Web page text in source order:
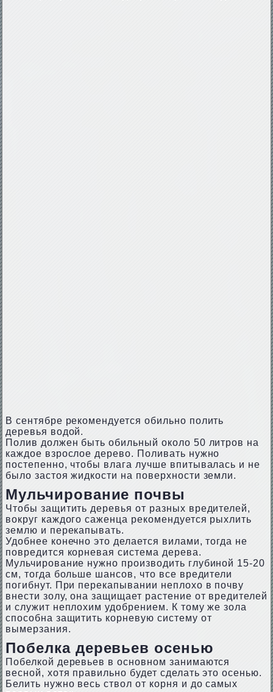
В сентябре рекомендуется обильно полить
деревья водой.
Полив должен быть обильный около 50 литров на
каждое взрослое дерево. Поливать нужно
постепенно, чтобы влага лучше впитывалась и не
было застоя жидкости на поверхности земли.
Мульчирование почвы
Чтобы защитить деревья от разных вредителей,
вокруг каждого саженца рекомендуется рыхлить
землю и перекапывать.
Удобнее конечно это делается вилами, тогда не
повредится корневая система дерева.
Мульчирование нужно производить глубиной 15-20
см, тогда больше шансов, что все вредители
погибнут. При перекапывании неплохо в почву
внести золу, она защищает растение от вредителей
и служит неплохим удобрением. К тому же зола
способна защитить корневую систему от
вымерзания.
Побелка деревьев осенью
Побелкой деревьев в основном занимаются
весной, хотя правильно будет сделать это осенью.
Белить нужно весь ствол от корня и до самых